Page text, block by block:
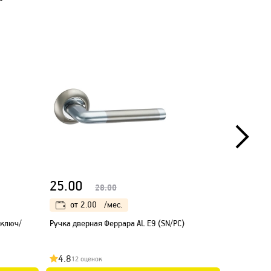
25.00 28.00
от 2.00
/мес.
Ручка дверная Феррара AL E9 (SN/PC)
4.812 оценок